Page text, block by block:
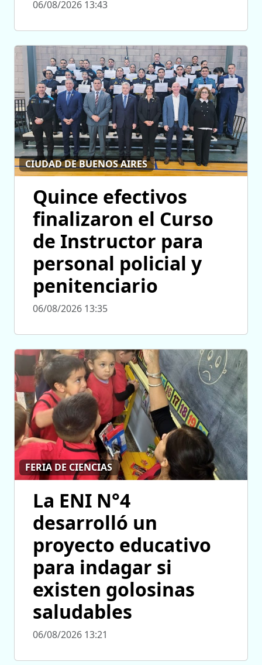
06/08/2026 13:43
CIUDAD DE BUENOS AIRES
Quince efectivos
finalizaron el Curso
de Instructor para
personal policial y
penitenciario
06/08/2026 13:35
FERIA DE CIENCIAS
La ENI N°4
desarrolló un
proyecto educativo
para indagar si
existen golosinas
saludables
06/08/2026 13:21